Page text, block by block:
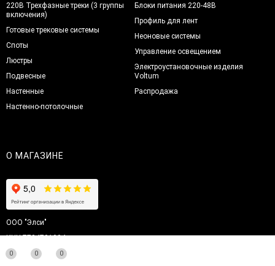
220В Трехфазные треки (3 группы
включения)
Готовые трековые системы
Споты
Люстры
Подвесные
Настенные
Настенно-потолочные
Блоки питания 220-48В
Профиль для лент
Неоновые системы
Управление освещением
Электроустановочные изделия
Voltum
Распродажа
О МАГАЗИНЕ
ООО "Элси"
ИНН 7704701904
ОГРН 5087746212252
0 0 0